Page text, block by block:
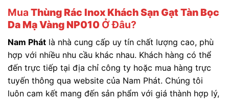
Mua Thùng Rác Inox Khách Sạn Gạt Tàn Bọc
Da Mạ Vàng NP010 Ở Đâu?
Nam Phát là nhà cung cấp uy tín chất lượng cao, phù
hợp với nhiều nhu cầu khác nhau. Khách hàng có thể
đến trực tiếp tại địa chỉ công ty hoặc mua hàng trực
tuyến thông qua website của Nam Phát. Chúng tôi
luôn cam kết mang đến sản phẩm với giá thành hợp lý,